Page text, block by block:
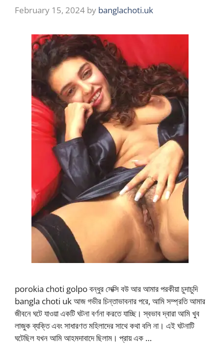
February 15, 2024 by banglachoti.uk
porokia choti golpo বন্ধুর সেক্সি বউ আর আমার পরকীয়া চুদাচুদি
bangla choti uk আজ গভীর চিন্তাভাবনার পরে, আমি সম্প্রতি আমার
জীবনে ঘটে যাওয়া একটি ঘটনা বর্ণনা করতে যাচ্ছি। স্বভাব দ্বারা আমি খুব
লাজুক ব্যক্তি এবং সাধারণত মহিলাদের সাথে কথা বলি না। এই ঘটনাটি
ঘটেছিল যখন আমি আহমদাবাদে ছিলাম। প্রায় এক …